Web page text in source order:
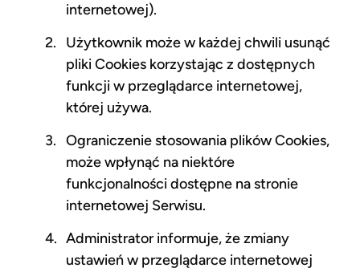
internetowej).
Użytkownik może w każdej chwili usunąć
pliki Cookies korzystając z dostępnych
funkcji w przeglądarce internetowej,
której używa.
Ograniczenie stosowania plików Cookies,
może wpłynąć na niektóre
funkcjonalności dostępne na stronie
internetowej Serwisu.
Administrator informuje, że zmiany
ustawień w przeglądarce internetowej